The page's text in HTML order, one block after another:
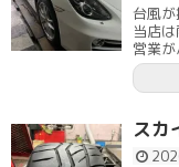
台風
当店
営業
スカ